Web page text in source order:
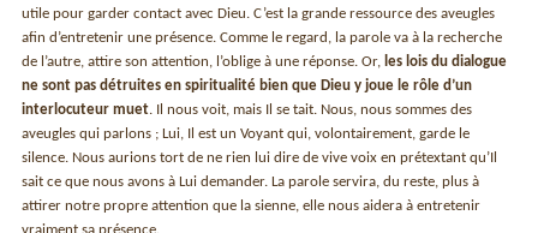
utile pour garder contact avec Dieu. C’est la grande ressource des aveugles
afin d’entretenir une présence. Comme le regard, la parole va à la recherche
de l’autre, attire son attention, l’oblige à une réponse. Or, les lois du dialogue
ne sont pas détruites en spiritualité bien que Dieu y joue le rôle d’un
interlocuteur muet. Il nous voit, mais Il se tait. Nous, nous sommes des
aveugles qui parlons ; Lui, Il est un Voyant qui, volontairement, garde le
silence. Nous aurions tort de ne rien lui dire de vive voix en prétextant qu’Il
sait ce que nous avons à Lui demander. La parole servira, du reste, plus à
attirer notre propre attention que la sienne, elle nous aidera à entretenir